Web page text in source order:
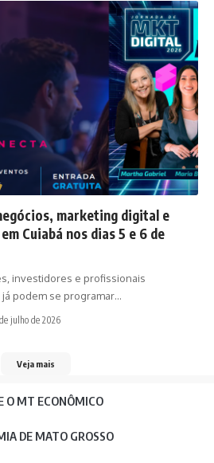
marketing digital e
Cuiabá nos dias 5 e 6 de
investidores e profissionais
podem se programar…
julho de 2026
Veja mais
O MT ECONÔMICO
DE MATO GROSSO